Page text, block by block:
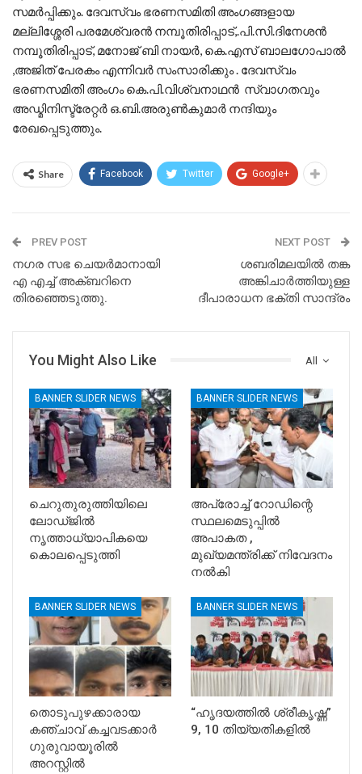
സമർപ്പിക്കും. ദേവസ്വം ഭരണസമിതി അംഗങ്ങളായ
മല്ലിശ്ശേരി പരമേശ്വരൻ നമ്പൂതിരിപ്പാട്,.പി.സി.ദിനേശൻ
നമ്പൂതിരിപ്പാട്, മനോജ് ബി നായർ, കെ.എസ് ബാലഗോപാൽ
,അജിത് പേരകം എന്നിവർ സംസാരിക്കും . ദേവസ്വം
ഭരണസമിതി അംഗം കെ.പി.വിശ്വനാഥൻ സ്വാഗതവും
അഡ്മിനിസ്ട്രേറ്റർ ഒ.ബി.അരുൺകുമാർ നന്ദിയും
രേഖപ്പെടുത്തും.
Share Facebook Twitter Google+
PREV POST
നഗര സഭ ചെയർമാനായി
എ എച്ച് അക്ബറിനെ
തിരഞ്ഞെടുത്തു.
NEXT POST
ശബരിമലയിൽ തങ്ക
അങ്കിചാർത്തിയുള്ള
ദീപാരാധന ഭക്തി സാന്ദ്രം
All
You Might Also Like
BANNER SLIDER NEWS
ചെറുതുരുത്തിയിലെ
ലോഡ്ജിൽ
നൃത്താധ്യാപികയെ
കൊലപ്പെടുത്തി
BANNER SLIDER NEWS
അപ്രോച്ച് റോഡിന്റെ
സ്ഥലമെടുപ്പിൽ
അപാകത ,
മുഖ്യമന്ത്രിക്ക് നിവേദനം
നൽകി
BANNER SLIDER NEWS
തൊടുപുഴക്കാരായ
കഞ്ചാവ് കച്ചവടക്കാർ
ഗുരുവായൂരിൽ
അറസ്റ്റിൽ
BANNER SLIDER NEWS
“ഹൃദയത്തിൽ ശ്രീകൃഷ്ണ”
9, 10 തിയ്യതികളിൽ